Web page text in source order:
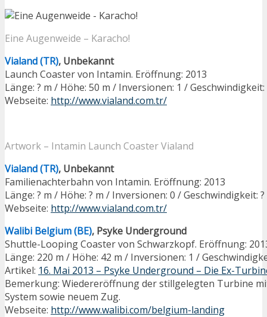
Eine Augenweide – Karacho!
Vialand (TR), Unbekannt
Launch Coaster von Intamin. Eröffnung: 2013
Länge: ? m / Höhe: 50 m / Inversionen: 1 /
Webseite: http://www.vialand.com.tr/
Artwork – Intamin Launch Coaster Vialand
Vialand (TR), Unbekannt
Familienachterbahn von Intamin. Eröffnung: 2013
Länge: ? m / Höhe: ? m / Inversionen: 0 / Geschwindigkeit:
Webseite: http://www.vialand.com.tr/
Walibi Belgium (BE), Psyke Underground
Shuttle-Looping Coaster von Schwarzkopf. Eröffnung:
Länge: 220 m / Höhe: 42 m / Inversionen: 1 /
Artikel: 16. Mai 2013 – Psyke Underground – Die Ex-
Bemerkung: Wiedereröffnung der stillgelegten Turbine
System sowie neuem Zug.
Webseite: http://www.walibi.com/belgium-landing